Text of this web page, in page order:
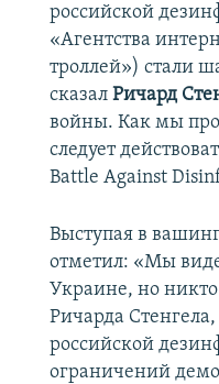
российской
«Агентства
троллей») стали
сказалРичард
войны. Как мы
следует
Battle Against
Выступая в
отметил: «Мы
Украине, но никто
Ричарда
российской
ограничений